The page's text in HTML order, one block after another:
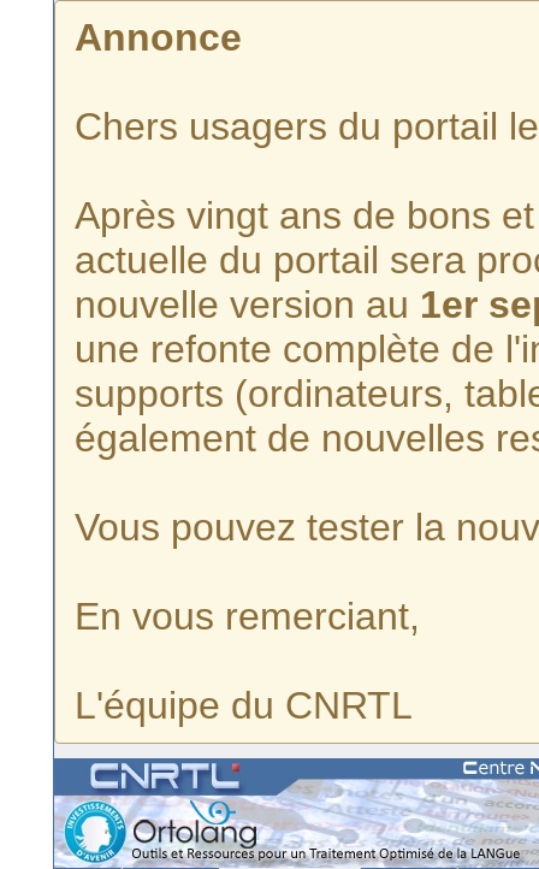
Annonce
Chers usagers du portail
Après vingt ans de bons
actuelle du portail sera
nouvelle version au 1er
une refonte complète de
supports (ordinateurs,
également de nouvelles
Vous pouvez tester la
En vous remerciant,
L'équipe du CNRTL